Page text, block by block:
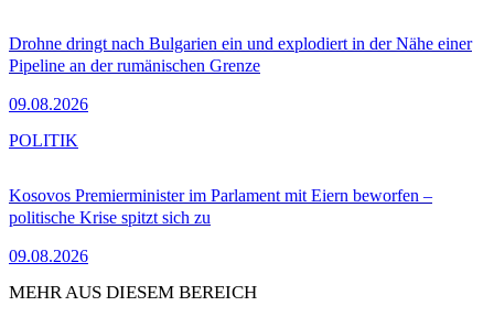
Drohne dringt nach Bulgarien ein und explodiert in der Nähe einer
Pipeline an der rumänischen Grenze
09.08.2026
Kosovos Premierminister im Parlament mit Eiern beworfen –
politische Krise spitzt sich zu
09.08.2026
POLITIK
MEHR AUS DIESEM BEREICH